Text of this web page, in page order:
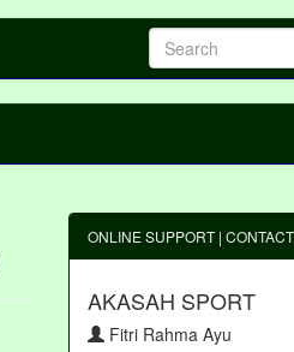
ONLINE SUPPORT |
AKASAH SPORT
Fitri Rahma Ayu